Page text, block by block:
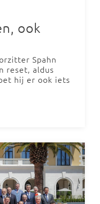
ook
Spahn
reset, aldus
hij er ook iets